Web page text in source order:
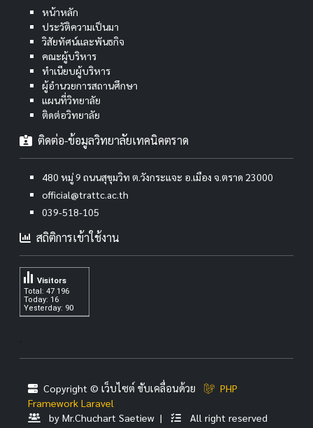
หน้าหลัก
ประวัติความเป็นมา
วิสัยทัศน์และพันธกิจ
คณะผู้บริหาร
ทำเนียบผู้บริหาร
ผู้อำนวยการสถานศึกษา
แผนที่วิทยาลัย
ติดต่อวิทยาลัย
ติดต่อ-ข้อมูลวิทยาลัยเทคนิคตราด
480 หมู่ 9 ถนนสุขุมวิท ต.วังกระแจะ อ.เมือง จ.ตราด 23000
official@trattc.ac.th
039-518-105
สถิติการเข้าใช้งาน
Total: 47 196
Today: 16
Yesterday: 90
Visitors
Copyright © เว็บไซต์ ขับเคลื่อนด้วย
PHP
Framework Laravel
by Mr.Chuchart Saetiew |
All right reserved